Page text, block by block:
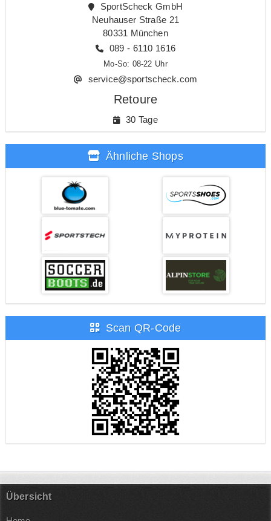
SportScheck GmbH
Neuhauser Straße 21
80331 München
089 - 6110 1616
Mo-So: 08-22 Uhr
service@sportscheck.com
Retoure
30 Tage
Ähnliche Shops
Scan QR-Code
Übersicht